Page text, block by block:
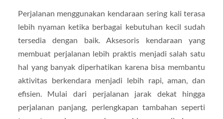
Perjalanan menggunakan kendaraan sering kali terasa
lebih nyaman ketika berbagai kebutuhan kecil sudah
tersedia dengan baik. Aksesoris kendaraan yang
membuat perjalanan lebih praktis menjadi salah satu
hal yang banyak diperhatikan karena bisa membantu
aktivitas berkendara menjadi lebih rapi, aman, dan
efisien. Mulai dari perjalanan jarak dekat hingga
perjalanan panjang, perlengkapan tambahan seperti